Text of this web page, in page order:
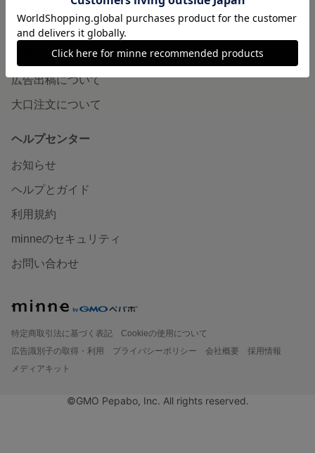
minneの本
企業の方へ
広告出稿について
大口注文について
ヘルプセンター
お知らせ
ヘルプとガイド
利用規約
minneのセキュリティ
お問い合わせ
特定商取引法に基づく表記
Cookieの使用について
広告識別子の取得・利用
プライバシーポリシー 会社概要
採用情報
メディアキット
©GMO Pepabo, Inc. All rights reserved.